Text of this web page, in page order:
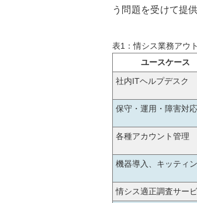
う問題を受けて提供
表1：情シス業務アウ
ユースケース
社内ITヘルプデスク
保守・運用・障害対応
各種アカウント管理
機器導入、キッティ
情シス適正調査サー